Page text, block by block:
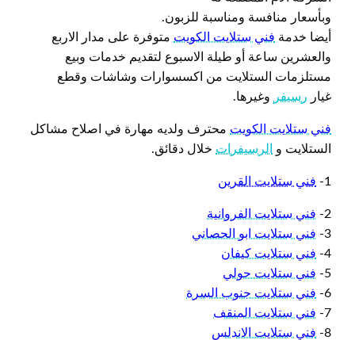
وبأسعار منافسة ومناسبة للزبون.
أيضا خدمة فني ستلايت الكويت متوفرة على مدار الاربع
والعشرين ساعة أو طيلة الاسبوع لتقديم خدمات وبيع
مستلزمات الستلايت من اكسسوارات وشاشات وقطع
غيار رسيفر وغيرها.
فني ستلايت الكويت محترف ولديه مهارة في اصلاح مشاكل
الستلايت و
الرسيفرات خلال دقائق.
1- فني ستلايت القرين
2-
فني ستلايت الفروانية
3-
فني ستلايت ابو الحصاني
4-
فني ستلايت كيفان
5-
فني ستلايت حولي
6-
فني ستلايت جنوب السرة
7-
فني ستلايت المنقف
8-
فني ستلايت الاندلس